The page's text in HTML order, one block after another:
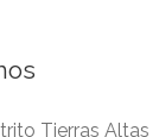
Tierras Altas